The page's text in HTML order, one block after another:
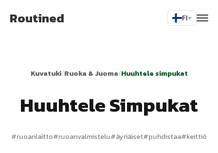
Routined FI▾
Kuvatuki/Ruoka & Juoma/Huuhtele simpukat
Huuhtele Simpukat
#ruoanlaitto#ruoanvalmistelu#äyriäiset#puhdistaa#keittiö